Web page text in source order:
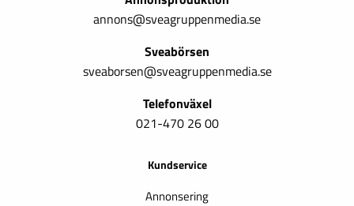
annons@sveagruppenmedia.se
Sveabörsen
sveaborsen@sveagruppenmedia.se
Telefonväxel
021-470 26 00
Kundservice
Annonsering